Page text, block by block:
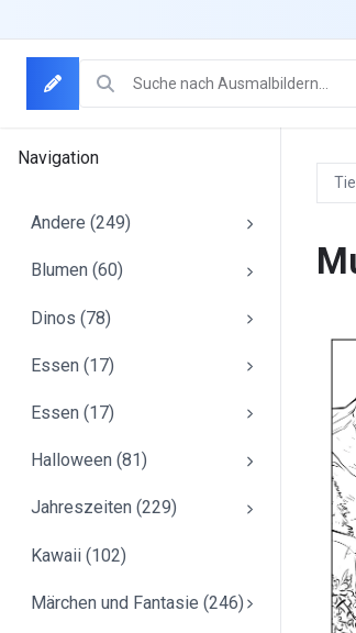
Navigation
AUSMALBILDER-
Andere (249)
Blumen (60)
Dinos (78)
Essen (17)
Essen (17)
Halloween (81)
Jahreszeiten (229)
Kawaii (102)
Märchen und Fantasie (246)